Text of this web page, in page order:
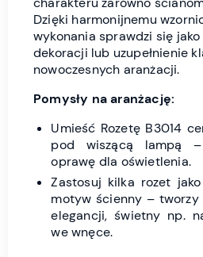
Dzięki harmonijnemu
wykonania sprawdzi się
dekoracji lub uzupełnienie
nowoczesnych aranżacji.
Pomysły na aranżację:
Umieść Rozetę B3014
pod wiszącą lampą
oprawę dla oświetlenia.
Zastosuj kilka rozet
motyw ścienny –
elegancji, świetny np.
we wnęce.